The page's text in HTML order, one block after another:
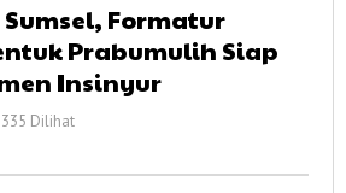
Sumsel,
Formatur
Cabang
Siap
Formatur
Prabumulih Siap
Insinyur
335 Dilihat